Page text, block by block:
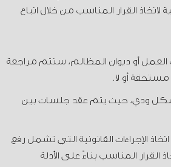
القرار المناسب من خلال اتباع
أو ديوان المظالم، ستتم مراجعة
مستحقة أو لا.
بشكل ودي، حيث يتم عقد جلسات بين
الإجراءات القانونية التي تشمل رفع
المناسب بناءً على الأدلة